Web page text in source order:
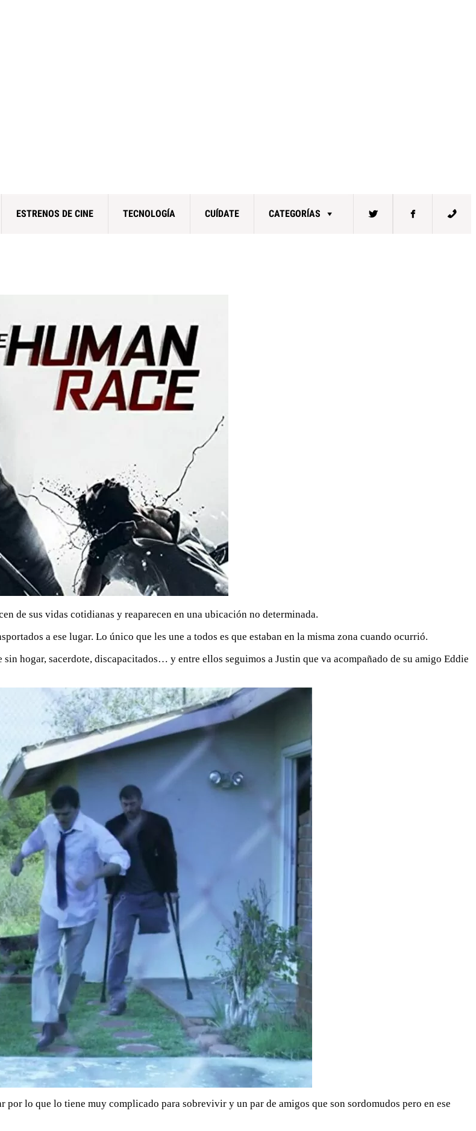
ESTRENOS DE CINE TECNOLOGÍA CUÍDATE CATEGORÍAS
de sus vidas cotidianas y reaparecen en una ubicación no determinada.
a ese lugar. Lo único que les une a todos es que estaban en la misma zona cuando ocurrió.
hogar, sacerdote, discapacitados… y entre ellos seguimos a Justin que va acompañado de su amigo Eddie
por lo que lo tiene muy complicado para sobrevivir y un par de amigos que son sordomudos pero en ese